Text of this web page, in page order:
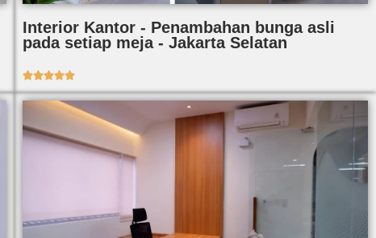
Interior Kantor - Penambahan bunga asli
pada setiap meja - Jakarta Selatan
